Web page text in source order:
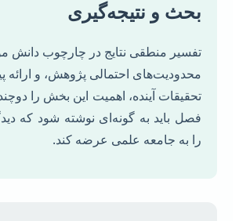
بحث و نتیجه‌گیری
تفسیر منطقی نتایج در چارچوب دانش
محدودیت‌های احتمالی پژوهش، و ارائه
تحقیقات آینده، اهمیت این بخش را
فصل باید به گونه‌ای نوشته شود که
را به جامعه علمی عرضه کند.